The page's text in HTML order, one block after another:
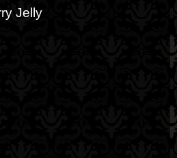
Jelly